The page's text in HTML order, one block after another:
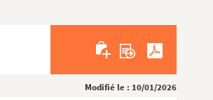
Modifié le : 10/01/2026